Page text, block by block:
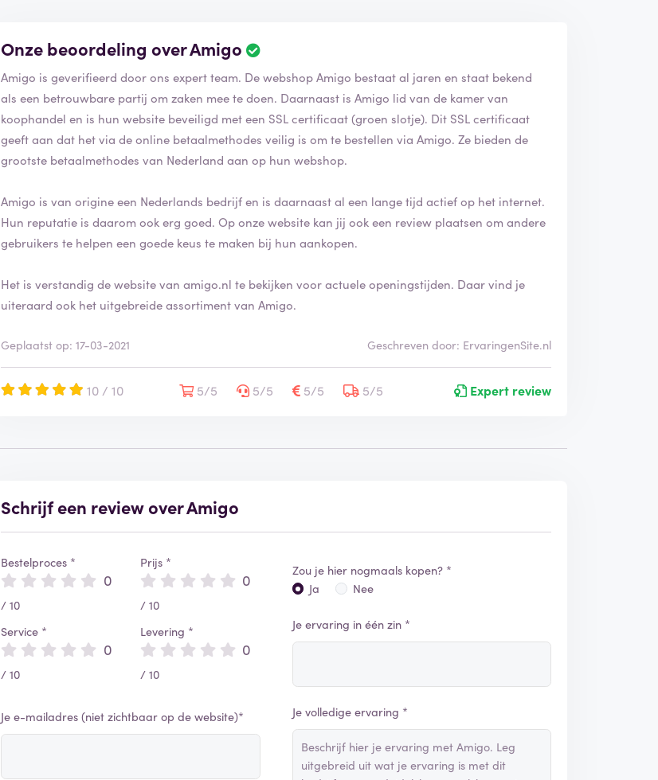
Onze beoordeling over Amigo
Amigo is geverifieerd door ons expert team. De webshop Amigo bestaat al jaren en staat bekend
als een betrouwbare partij om zaken mee te doen. Daarnaast is Amigo lid van de kamer van
koophandel en is hun website beveiligd met een SSL certificaat (groen slotje). Dit SSL certificaat
geeft aan dat het via de online betaalmethodes veilig is om te bestellen via Amigo. Ze bieden de
grootste betaalmethodes van Nederland aan op hun webshop.
Amigo is van origine een Nederlands bedrijf en is daarnaast al een lange tijd actief op het internet.
Hun reputatie is daarom ook erg goed. Op onze website kan jij ook een review plaatsen om andere
gebruikers te helpen een goede keus te maken bij hun aankopen.
Het is verstandig de website van amigo.nl te bekijken voor actuele openingstijden. Daar vind je
uiteraard ook het uitgebreide assortiment van Amigo.
Geplaatst op: 17-03-2021 Geschreven door: ErvaringenSite.nl
10 / 10 5/5 5/5 5/5 5/5 Expert review
Schrijf een review over Amigo
Bestelproces *
0
/ 10
Service *
0
/ 10
Prijs *
0
/ 10
Levering *
0
/ 10
Je e-mailadres (niet zichtbaar op de website)*
Zou je hier nogmaals kopen? *
Ja
Nee
Je ervaring in één zin *
Je volledige ervaring *